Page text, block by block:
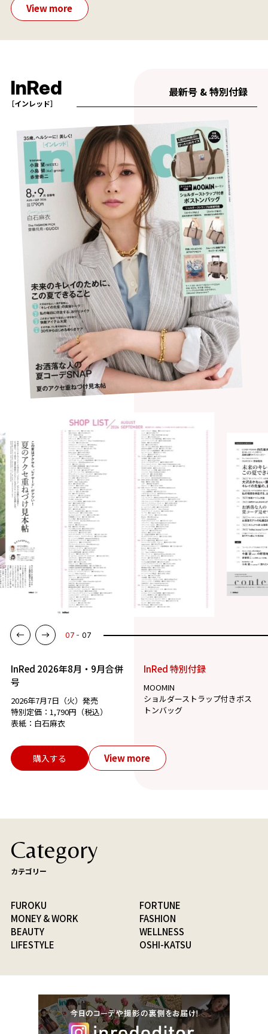
View more
InRed
［インレッド］
最新号 & 特別付録
07 07
InRed 2026年8月・9月合併
号
2026年7月7日（火）発売
特別定価：1,790円（税込）
表紙：白石麻衣
InRed 特別付録
MOOMIN
ショルダーストラップ付きボス
トンバッグ
購入する View more
Category
カテゴリー
FUROKU
FORTUNE
MONEY & WORK
FASHION
BEAUTY
WELLNESS
LIFESTYLE
OSHI-KATSU